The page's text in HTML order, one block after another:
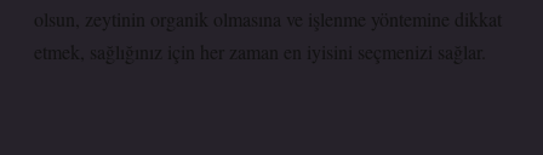
olsun, zeytinin organik olmasına ve işlenme yöntemine dikkat
etmek, sağlığınız için her zaman en iyisini seçmenizi sağlar.